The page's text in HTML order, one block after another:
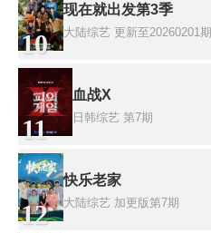
10
现在就出发第3季
大陆综艺 更新至20260201期
11
血战X
日韩综艺 第7期
12
快乐老家
大陆综艺 加更版第7期